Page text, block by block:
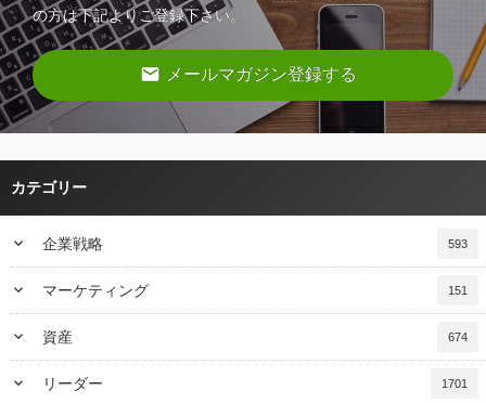
の方は下記よりご登録下さい。
email メールマガジン登録する
カテゴリー
keyboard_arrow_down 企業戦略 593
keyboard_arrow_down マーケティング 151
keyboard_arrow_down 資産 674
keyboard_arrow_down リーダー 1701